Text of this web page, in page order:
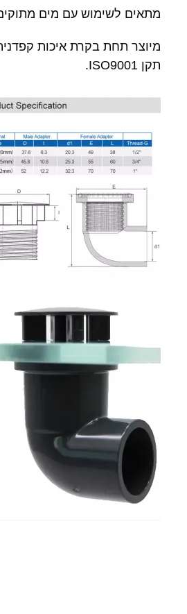
מתאים לשימוש עם מים
מיוצר תחת בקרת איכות
תקן ISO9001.